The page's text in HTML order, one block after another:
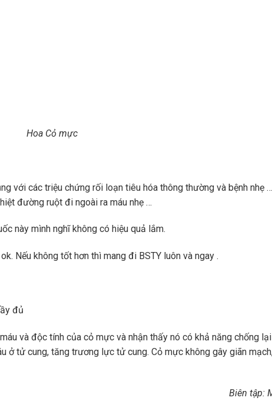
Hoa Cỏ mực
với các triệu chứng rối loạn tiêu hóa thông thường và bệnh nhẹ
đường ruột đi ngoài ra máu nhẹ …
này mình nghĩ không có hiệu quả lắm.
Nếu không tốt hơn thì mang đi BSTY luôn và ngay .
đủ
và độc tính của cỏ mực và nhận thấy nó có khả năng chống
ở tử cung, tăng trương lực tử cung. Cỏ mực không gây giãn
Biên tập: